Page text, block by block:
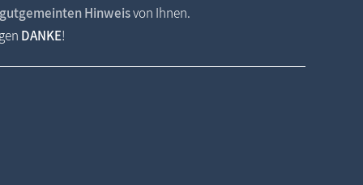
gutgemeinten Hinweisvon Ihnen.
DANKE!